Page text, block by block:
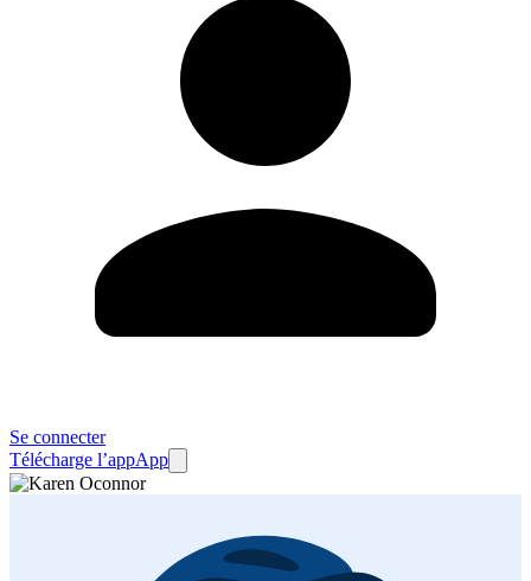
Se connecter
Télécharge l’appApp